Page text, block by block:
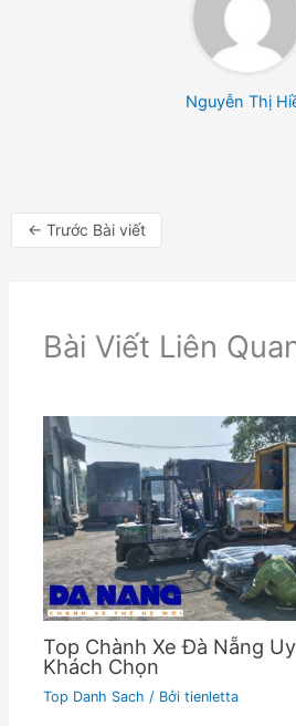
Nguyễn Thị
← Trước Bài viết
Bài Viết Liên
Top Chành Xe Đà Nẵng
Khách Chọn
Top Danh Sach / Bởitienletta